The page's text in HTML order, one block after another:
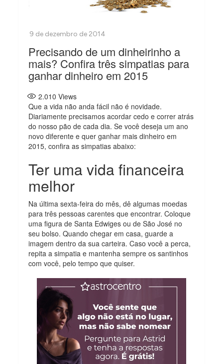
Precisando de um dinheirinho a
mais? Confira três simpatias para
ganhar dinheiro em 2015
2.010 Views
Que a vida não anda fácil não é novidade.
Diariamente precisamos acordar cedo e correr atrás
do nosso pão de cada dia. Se você deseja um ano
novo diferente e quer ganhar mais dinheiro em
2015, confira as simpatias abaixo:
Ter uma vida financeira
melhor
Na última sexta-feira do mês, dê algumas moedas
para três pessoas carentes que encontrar. Coloque
uma figura de Santa Edwiges ou de São José no
seu bolso. Quando chegar em casa, guarde a
imagem dentro da sua carteira. Caso você a perca,
repita a simpatia e mantenha sempre os santinhos
com você, pelo tempo que quiser.